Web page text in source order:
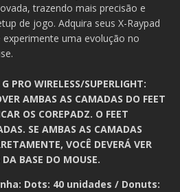
trazendo mais precisão e
de jogo. Adquira seus X-Raypad
uma evolução no
PRO WIRELESS/SUPERLIGHT:
AMBAS AS CAMADAS DO FEET
OS COREPADZ. O FEET
SE AMBAS AS CAMADAS
VOCÊ DEVERÁ VER
DA BASE DO MOUSE.
Dots: 40 unidades / Donuts: